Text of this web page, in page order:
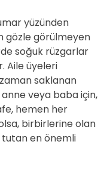
yüzünden
gözle görülmeyen
soğuk rüzgarlar
Aile üyeleri
saklanan
veya baba için,
hemen her
birbirlerine olan
tutan en önemli